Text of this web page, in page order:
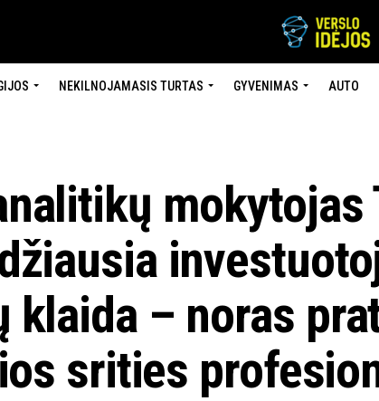
NEKILNOJAMASIS TURTAS GYVENIMAS AUTO
mokytojas
klaida – noras
srities